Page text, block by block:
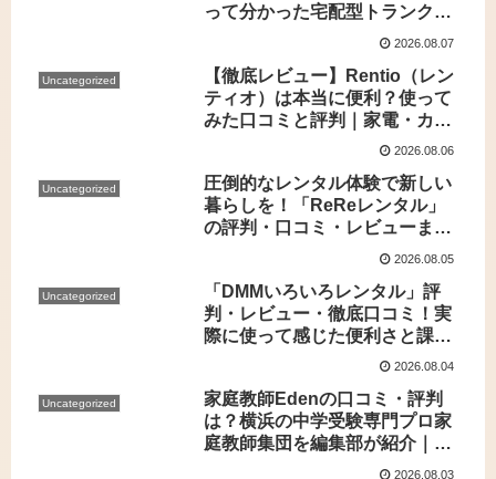
って分かった宅配型トランクル
ームサービスのリアルな口コミ
2026.08.07
Uncategorized
【徹底レビュー】Rentio（レン
ティオ）は本当に便利？使って
みた口コミと評判｜家電・カメ
ラ・ファッション何でもレンタ
2026.08.06
Uncategorized
圧倒的なレンタル体験で新しい
暮らしを！「ReReレンタル」
の評判・口コミ・レビューまと
め【実際に使ってみた感想】2026.08.05
Uncategorized
「DMMいろいろレンタル」評
判・レビュー・徹底口コミ！実
際に使って感じた便利さと課題
2026.08.04
Uncategorized
家庭教師Edenの口コミ・評判
は？横浜の中学受験専門プロ家
庭教師集団を編集部が紹介｜代
表・居村直希（なおき先生）の
2026.08.03